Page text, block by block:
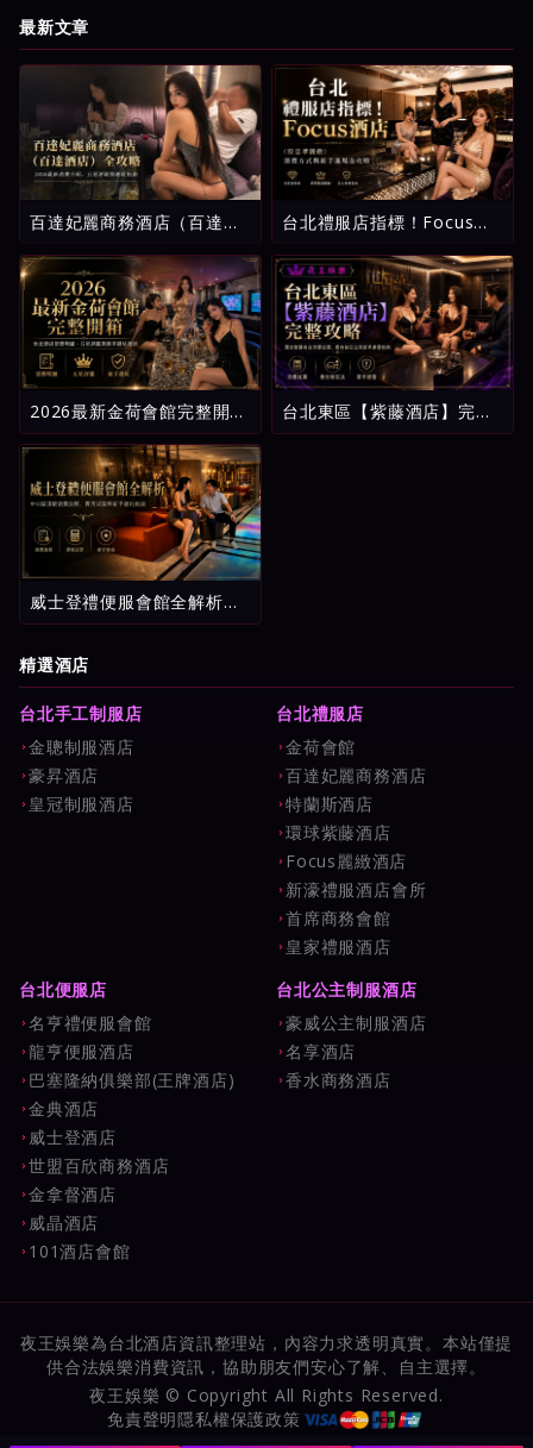
最新文章
百達妃麗商務酒店（百達酒
介紹、五星評級與避坑指南
台北禮服店指標！Focus酒
與新手進場全攻略
2026最新金荷會館完整開
箱：台北酒店消費明細、五
星評鑑與新手避坑指南
台北東區【紫藤酒店】完整
攻略：環球紫藤名店消費試
威士登禮便服會館全解析：
中山區頂級消費流程、費用
精選酒店
台北手工制服店
金聰制服酒店
豪昇酒店
皇冠制服酒店
台北禮服店
金荷會館
百達妃麗商務酒店
特蘭斯酒店
環球紫藤酒店
Focus麗緻酒店
新濠禮服酒店會所
首席商務會館
皇家禮服酒店
台北便服店
名亨禮便服會館
龍亨便服酒店
巴塞隆納俱樂部(王牌酒店)
金典酒店
威士登酒店
世盟百欣商務酒店
金拿督酒店
威晶酒店
101酒店會館
台北公主制服酒店
豪威公主制服酒店
名享酒店
香水商務酒店
夜王娛樂為台北酒店資訊整理站，內容力求透明真實。本站僅提
供合法娛樂消費資訊，協助朋友們安心了解、自主選擇。
夜王娛樂 © Copyright All Rights Reserved.
免責聲明隱私權保護政策